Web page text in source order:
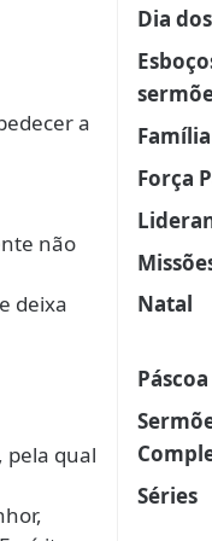
a
não
deixa
pela qual
Dia
Família
Força
Natal
Páscoa
Séries